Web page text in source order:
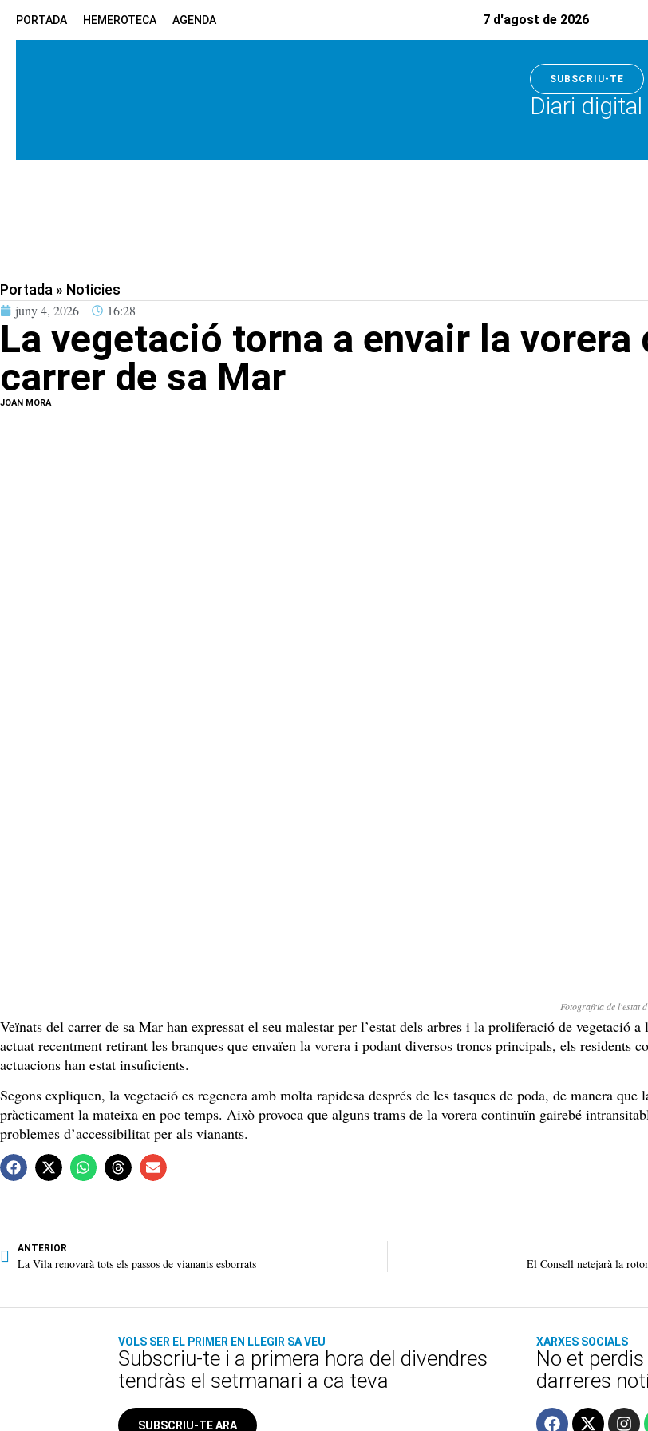
PORTADA HEMEROTECA AGENDA 7 d'agost de 2026
SUBSCRIU-TE
Diari
Portada » Noticies
juny 4, 2026
16:28
La vegetació torna a envair la vorera
carrer de sa Mar
JOAN MORA
Fotografria de l'estat
Veïnats del carrer de sa Mar han expressat el seu malestar per l’estat dels arbres i la proliferació de vegetació a
actuat recentment retirant les branques que envaïen la vorera i podant diversos troncs principals, els residents
actuacions han estat insuficients.
Segons expliquen, la vegetació es regenera amb molta rapidesa després de les tasques de poda, de manera que
pràcticament la mateixa en poc temps. Això provoca que alguns trams de la vorera continuïn gairebé
problemes d’accessibilitat per als vianants.
ANTERIOR
La Vila renovarà tots els passos de vianants esborrats El Consell netejarà la
VOLS SER EL PRIMER EN LLEGIR SA VEU
Subscriu-te i a primera hora del divendres
tendràs el setmanari a ca teva
SUBSCRIU-TE ARA
XARXES SOCIALS
No et
darreres